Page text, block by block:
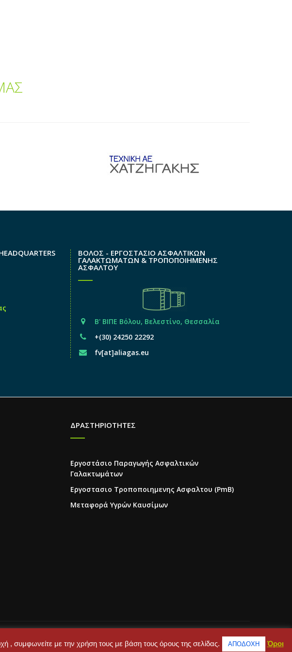
ΒΟΛΟΣ - ΕΡΓΟΣΤΑΣΙΟ ΑΣΦΑΛΤΙΚΩΝ
ΓΑΛΑΚΤΩΜΑΤΩΝ & ΤΡΟΠΟΠΟΙΗΜΕΝΗΣ
ΑΣΦΑΛΤΟΥ
Β' ΒΙΠΕ Βόλου, Βελεστίνο, Θεσσαλία
+(30) 24250 22292
fv[at]aliagas.eu
ΔΡΑΣΤΗΡΙΟΤΗΤΕΣ
Εργοστάσιο Παραγωγής Ασφαλτικών
Γαλακτωμάτων
Εργοστασιο Τροποποιημενης Ασφαλτου (PmB)
Μεταφορά Υγρών Καυσίμων
Η Εταιρεία Επικοινωνία
, συμφωνείτε με την χρήση τους με βάση τους όρους της σελίδας. ΑΠΟΔΟΧΗ Όροι